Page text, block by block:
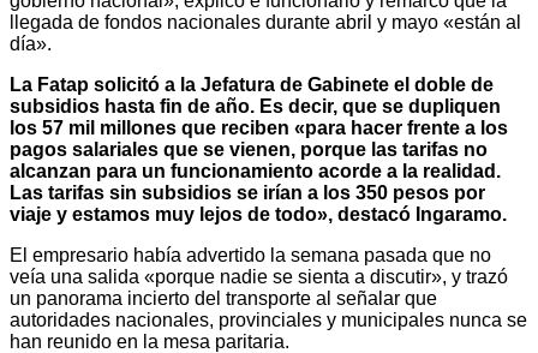
llegada de fondos nacionales durante abril y mayo «están al
día».
La Fatap solicitó a la Jefatura de Gabinete el doble de
subsidios hasta fin de año. Es decir, que se dupliquen
los 57 mil millones que reciben «para hacer frente a los
pagos salariales que se vienen, porque las tarifas no
alcanzan para un funcionamiento acorde a la realidad.
Las tarifas sin subsidios se irían a los 350 pesos por
viaje y estamos muy lejos de todo», destacó Ingaramo.
El empresario había advertido la semana pasada que no
veía una salida «porque nadie se sienta a discutir», y trazó
un panorama incierto del transporte al señalar que
autoridades nacionales, provinciales y municipales nunca se
han reunido en la mesa paritaria.